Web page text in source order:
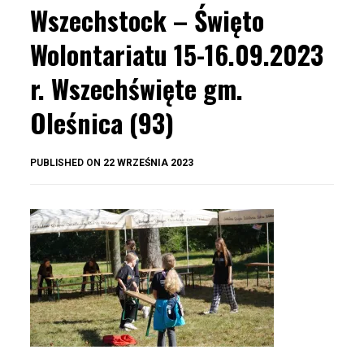
Wszechstock – Święto
Wolontariatu 15-16.09.2023
r. Wszechświęte gm.
Oleśnica (93)
PUBLISHED ON 22 WRZEŚNIA 2023